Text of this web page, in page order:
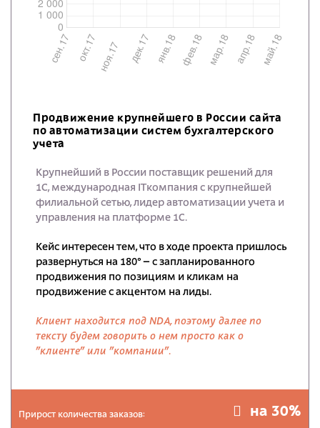
Продвижение крупнейшего в России сайта
по автоматизации систем бухгалтерского
учета
Крупнейший в России поставщик решений для
1С, международная ITкомпания с крупнейшей
филиальной сетью, лидер автоматизации учета и
управления на платформе 1С.
Кейс интересен тем, что в ходе проекта пришлось
развернуться на 180° – с запланированного
продвижения по позициям и кликам на
продвижение с акцентом на лиды.
Клиент находится под NDA, поэтому далее по
тексту будем говорить о нем просто как о
"клиенте" или "компании".
Прирост количества заказов: на 30%